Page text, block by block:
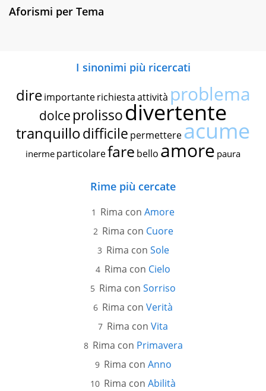
Aforismi per Tema
I sinonimi più ricercati
dire importante richiestaattività problema
dolce prolissodivertente
tranquillodifficile permettereacume
inerme particolarefare bello amore paura
Rime più cercate
Rima con Amore
Rima con Cuore
Rima con Sole
Rima con Cielo
Rima con Sorriso
Rima con Verità
Rima con Vita
Rima con Primavera
Rima con Anno
Rima con Abilità